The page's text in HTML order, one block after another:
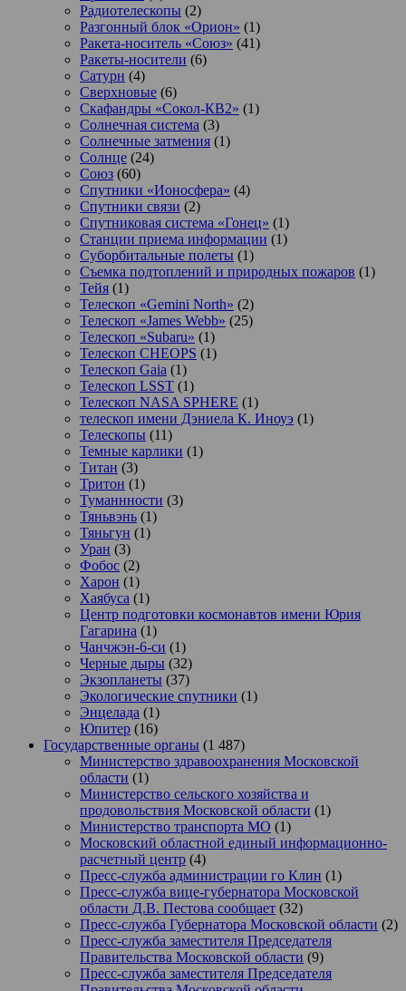
Радиотелескопы (2)
Разгонный блок «Орион» (1)
Ракета-носитель «Союз» (41)
Ракеты-носители (6)
Сатурн (4)
Сверхновые (6)
Скафандры «Сокол-КВ2» (1)
Солнечная система (3)
Солнечные затмения (1)
Солнце (24)
Союз (60)
Спутники «Ионосфера» (4)
Спутники связи (2)
Спутниковая система «Гонец» (1)
Станции приема информации (1)
Суборбитальные полеты (1)
Съемка подтоплений и природных пожаров (1)
Тейя (1)
Телескоп «Gemini North» (2)
Телескоп «James Webb» (25)
Телескоп «Subaru» (1)
Телескоп CHEOPS (1)
Телескоп Gaia (1)
Телескоп LSST (1)
Телескоп NASA SPHERE (1)
телескоп имени Дэниела К. Иноуэ (1)
Телескопы (11)
Темные карлики (1)
Титан (3)
Тритон (1)
Туманнности (3)
Тяньвэнь (1)
Тяньгун (1)
Уран (3)
Фобос (2)
Харон (1)
Хаябуса (1)
Центр подготовки космонавтов имени Юрия
Гагарина (1)
Чанчжэн-6-си (1)
Черные дыры (32)
Экзопланеты (37)
Экологические спутники (1)
Энцелада (1)
Юпитер (16)
Государственные органы (1 487)
Министерство здравоохранения Московской
области (1)
Министерство сельского хозяйства и
продовольствия Московской области (1)
Министерство транспорта МО (1)
Московский областной единый информационно-
расчетный центр (4)
Пресс-служба администрации го Клин (1)
Пресс-служба вице-губернатора Московской
области Д.В. Пестова сообщает (32)
Пресс-служба Губернатора Московской области (2)
Пресс-служба заместителя Председателя
Правительства Московской области (9)
Пресс-служба заместителя Председателя